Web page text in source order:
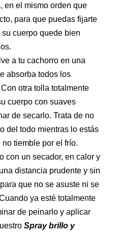
en el mismo orden que
para que puedas fijarte
cuerpo quede bien
a tu cachorro en una
absorba todos los
otra tolla totalmente
cuerpo con suaves
de secarlo. Trata de no
del todo mientras lo estás
tiemble por el frío.
con un secador, en calor y
distancia prudente y sin
que no se asuste ni se
ya esté totalmente
de peinarlo y aplicar
Spray brillo y